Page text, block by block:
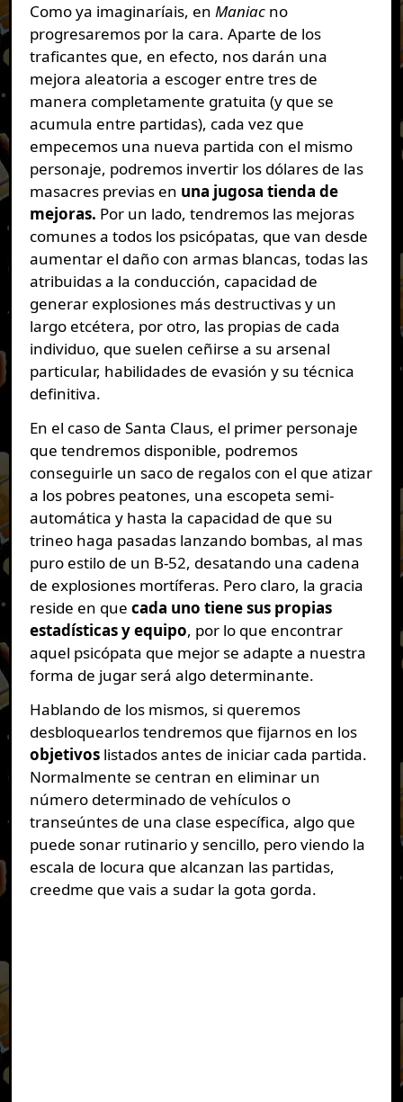
Como ya imaginaríais, en Maniacno
progresaremos por la cara. Aparte de los
traficantes que, en efecto, nos darán una
mejora aleatoria a escoger entre tres de
manera completamente gratuita (y que se
acumula entre partidas), cada vez que
empecemos una nueva partida con el mismo
personaje, podremos invertir los dólares de las
masacres previas en una jugosa tienda de
mejoras. Por un lado, tendremos las mejoras
comunes a todos los psicópatas, que van desde
aumentar el daño con armas blancas, todas las
atribuidas a la conducción, capacidad de
generar explosiones más destructivas y un
largo etcétera, por otro, las propias de cada
individuo, que suelen ceñirse a su arsenal
particular, habilidades de evasión y su técnica
definitiva.
En el caso de Santa Claus, el primer personaje
que tendremos disponible, podremos
conseguirle un saco de regalos con el que atizar
a los pobres peatones, una escopeta semi-
automática y hasta la capacidad de que su
trineo haga pasadas lanzando bombas, al mas
puro estilo de un B-52, desatando una cadena
de explosiones mortíferas. Pero claro, la gracia
reside en que cada uno tiene sus propias
estadísticas y equipo, por lo que encontrar
aquel psicópata que mejor se adapte a nuestra
forma de jugar será algo determinante.
Hablando de los mismos, si queremos
desbloquearlos tendremos que fijarnos en los
objetivoslistados antes de iniciar cada partida.
Normalmente se centran en eliminar un
número determinado de vehículos o
transeúntes de una clase específica, algo que
puede sonar rutinario y sencillo, pero viendo la
escala de locura que alcanzan las partidas,
creedme que vais a sudar la gota gorda.